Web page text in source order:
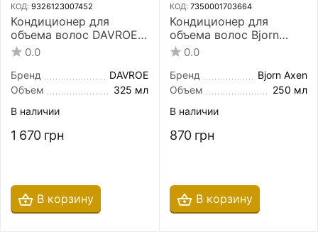
КОД: 9326123007452
Кондиционер для
объема волос DAVROE
Volume Amplifying
Conditioner 325 мл
0.0
Бренд
DAVROE
Объем
325 мл
В наличии
1 670 грн
В корзину
КОД: 7350001703664
Кондиционер для
объема волос Bjorn
Axen Volumizing
Conditioner 250 мл
0.0
Бренд
Bjorn Axen
Объем
250 мл
В наличии
870 грн
В корзину